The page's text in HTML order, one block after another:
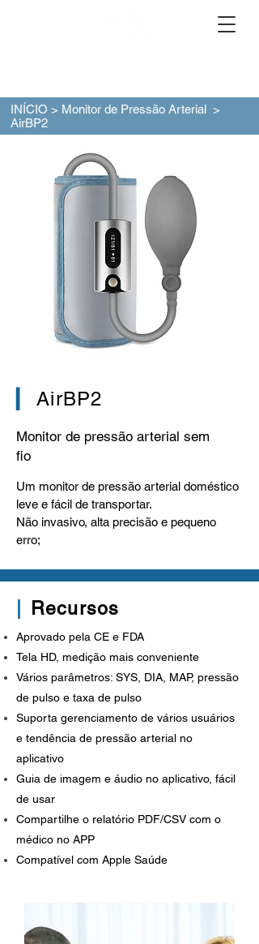
INÍCIO > Monitor de Pressão Arterial >
AirBP2
AirBP2
Monitor de pressão arterial sem
fio
Um monitor de pressão arterial doméstico
leve e fácil de transportar.
Não invasivo, alta precisão e pequeno
erro;
Recursos
Aprovado pela CE e FDA
Tela HD, medição mais conveniente
Vários parâmetros: SYS, DIA, MAP, pressão
de pulso e taxa de pulso
Suporta gerenciamento de vários usuários
e tendência de pressão arterial no
aplicativo
Guia de imagem e áudio no aplicativo, fácil
de usar
Compartilhe o relatório PDF/CSV com o
médico no APP
Compatível com Apple Saúde